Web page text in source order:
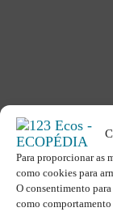
Para proporcionar as
como cookies para
O consentimento
comoO site é